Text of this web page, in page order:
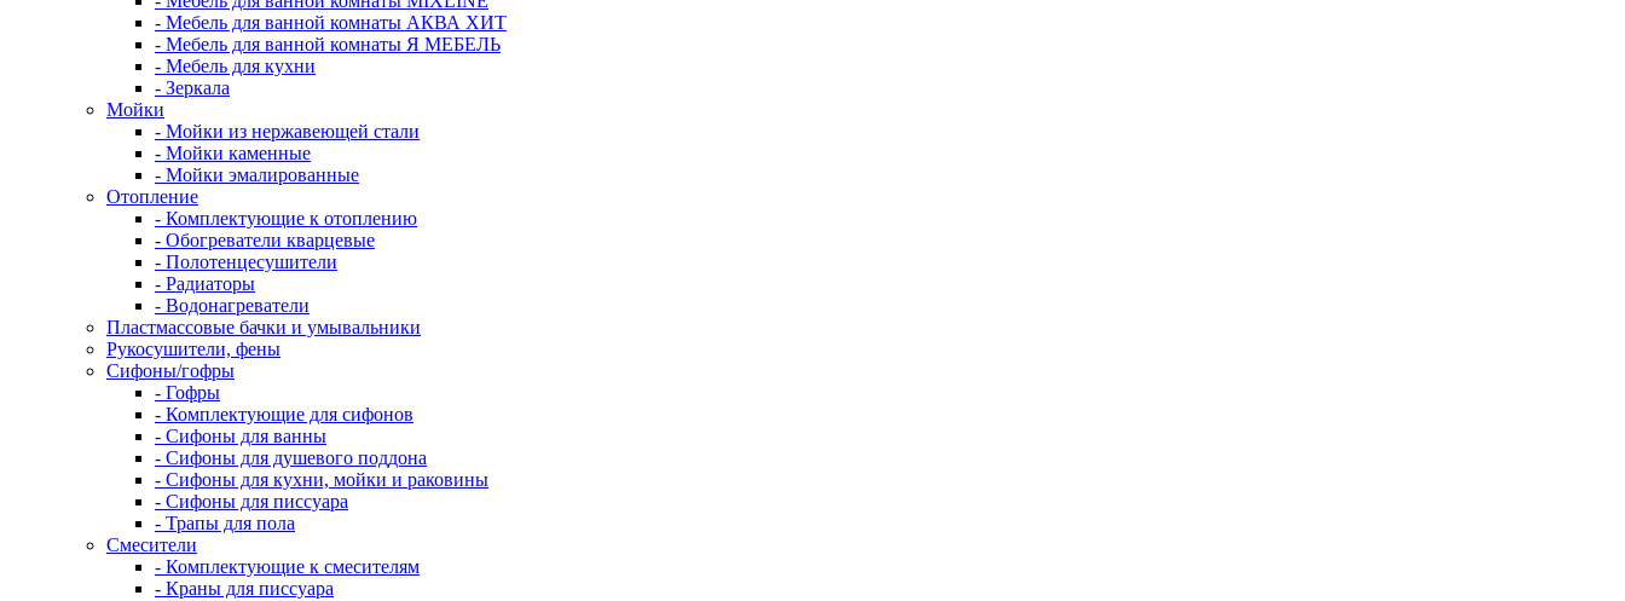
- Мебель для ванной комнаты АКВА ХИТ
- Мебель для ванной комнаты Я МЕБЕЛЬ
- Мебель для кухни
- Зеркала
Мойки
- Мойки из нержавеющей стали
- Мойки каменные
- Мойки эмалированные
Отопление
- Комплектующие к отоплению
- Обогреватели кварцевые
- Полотенцесушители
- Радиаторы
- Водонагреватели
Пластмассовые бачки и умывальники
Рукосушители, фены
Сифоны/гофры
- Гофры
- Комплектующие для сифонов
- Сифоны для ванны
- Сифоны для душевого поддона
- Сифоны для кухни, мойки и раковины
- Сифоны для писсуара
- Трапы для пола
Смесители
- Комплектующие к смесителям
- Краны для писсуара